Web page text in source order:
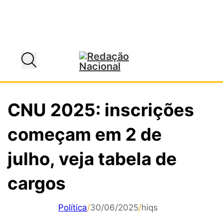
CNU 2025: inscrições
começam em 2 de
julho, veja tabela de
cargos
Política/30/06/2025/hiqs